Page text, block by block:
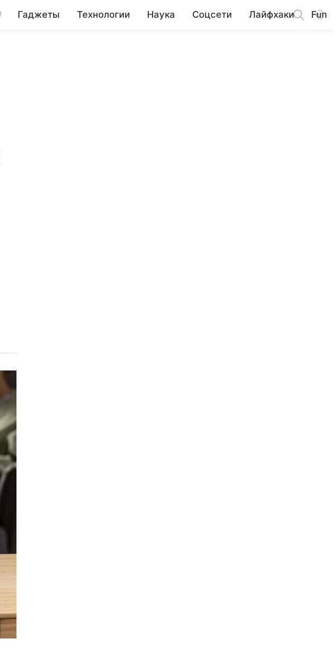
Гаджеты Технологии Наука Соцсети Лайфхаки Fun